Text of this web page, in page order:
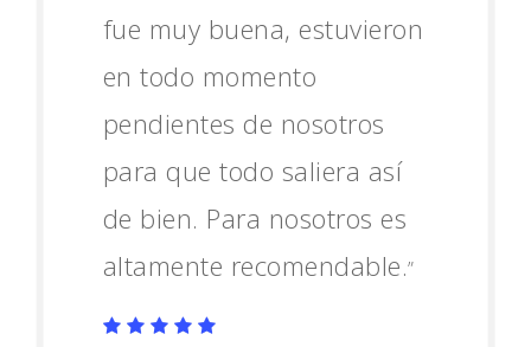
fue muy buena, estuvieron
en todo momento
pendientes de nosotros
para que todo saliera así
de bien. Para nosotros es
altamente recomendable.”